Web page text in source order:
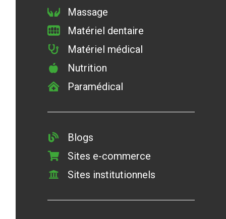
Massage
Matériel dentaire
Matériel médical
Nutrition
Paramédical
Blogs
Sites e-commerce
Sites institutionnels